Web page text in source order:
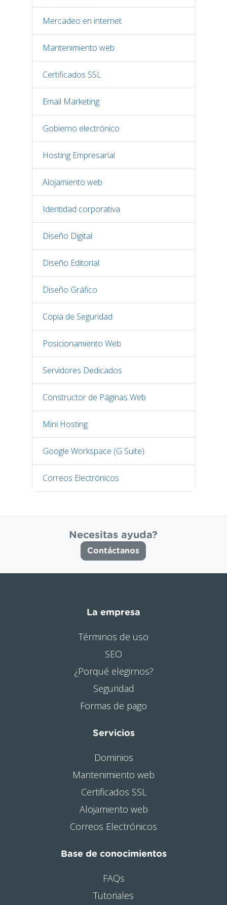
Mercadeo en internet
Mantenimiento web
Certificados SSL
Email Marketing
Gobierno electrónico
Hosting Empresarial
Alojamiento web
Identidad corporativa
Diseño Digital
Diseño Editorial
Diseño Gráfico
Copia de Seguridad
Posicionamiento Web
Servidores Dedicados
Constructor de Páginas Web
Mini Hosting
Google Workspace (G Suite)
Correos Electrónicos
Necesitas ayuda?
Contáctanos
La empresa
Términos de uso
SEO
¿Porqué elegirnos?
Seguridad
Formas de pago
Servicios
Dominios
Mantenimiento web
Certificados SSL
Alojamiento web
Correos Electrónicos
Base de conocimientos
FAQs
Tutoriales